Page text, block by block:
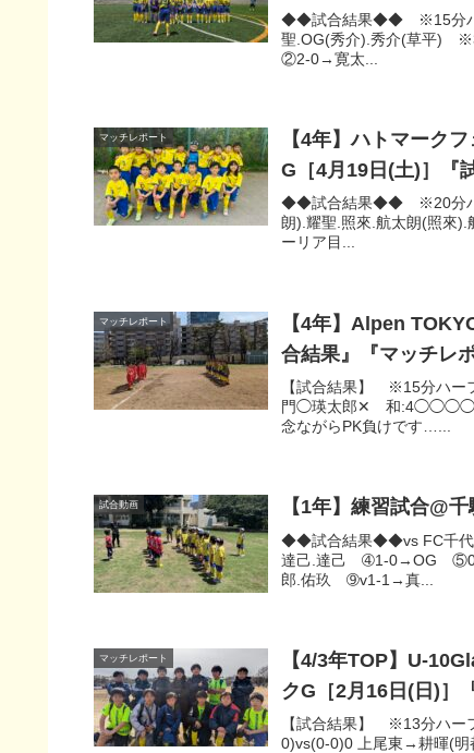
◆◆試合結果◆◆ ※15分ハー
聖.OG(秀介).秀介(草平)
②2-0→寛太...
マッチレポート
【4年】ハトマーク
G［4月19日(土)］『
◆◆試合結果◆◆ ※20分ハ
朗).耀聖.照來.航太朗(照來
ーリア目...
マッチレポート
【4年】Alpen
合結果』『マッチレ
【試合結果】 ※15分ハ
門◯瑛太郎✕ 和
念ながらPK負けです…...
試合動画 【1年】練習試合@
◆◆試合結果◆◆vs FC千
達己.達己 ➃1-0→OG
郎.佑玖 ➈v1-1→真...
マッチレポート
【4/3年TOP】U-
クG［2月16日(日)］
【試合結果】 ※13分ハー
0)vs(0-0)0 上尾東→耕暉(